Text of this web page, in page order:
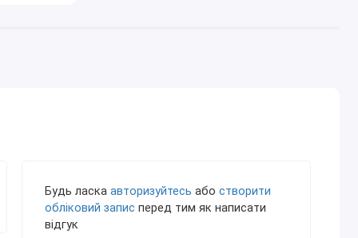
Будь ласка авторизуйтесь або створити
обліковий запис перед тим як написати
відгук